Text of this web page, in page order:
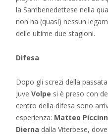
la Sambenedettese nella
non ha (quasi) nessun
delle ultime due stagioni.
Difesa
Dopo gli screzi della
Juve Volpe si è preso con
centro della difesa sono
esperienza: Matteo
Dierna dalla Viterbese,